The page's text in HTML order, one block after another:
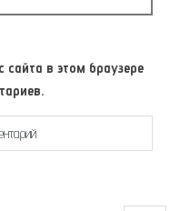
в этом браузере